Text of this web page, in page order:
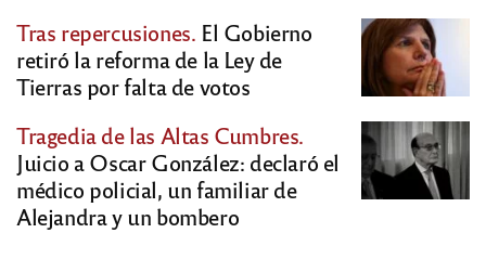
Tras repercusiones. El Gobierno
retiró la reforma de la Ley de
Tierras por falta de votos
Tragedia de las Altas Cumbres.
Juicio a Oscar González: declaró el
médico policial, un familiar de
Alejandra y un bombero